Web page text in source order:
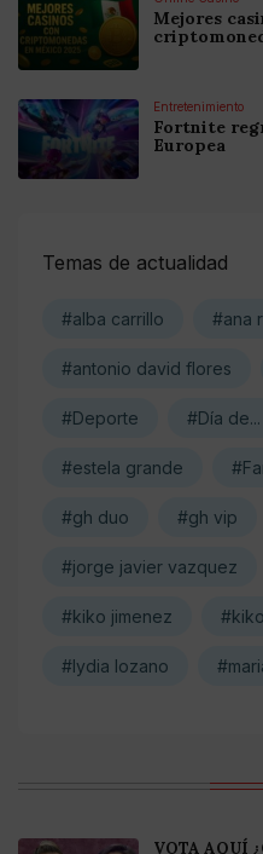
Mejores
Entretenimiento
Fortnite
Europea
Temas de actualidad
#alba carrillo #ana
#antonio david flores
#Deporte #Día de...
#estela grande
#gh duo #gh vip
#jorge javier vazquez
#kiko jimenez
#lydia lozano
VOTA AQUÍ